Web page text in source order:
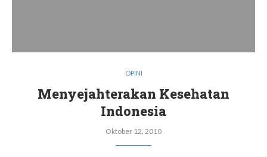
OPINI
Menyejahterakan Kesehatan
Indonesia
Oktober 12, 2010